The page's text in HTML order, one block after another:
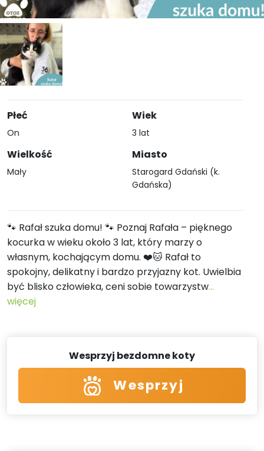
Płeć
On
Wielkość
Mały
Wiek
3 lat
Miasto
Starogard Gdański (k.
Gdańska)
🐾 Rafał szuka domu! 🐾 Poznaj Rafała – pięknego
kocurka w wieku około 3 lat, który marzy o
własnym, kochającym domu. ❤️🐱 Rafał to
spokojny, delikatny i bardzo przyjazny kot. Uwielbia
być blisko człowieka, ceni sobie towarzystw...
więcej
Wesprzyj bezdomne koty
Wesprzyj